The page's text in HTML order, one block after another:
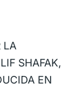
LA
SHAFAK,
EN